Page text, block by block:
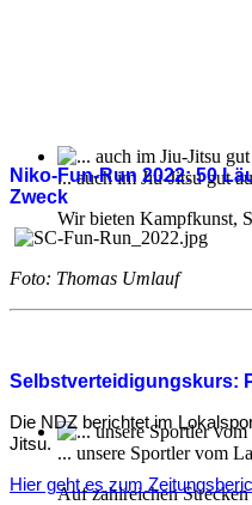
... auch im Jiu-Jitsu gut
Wir bieten Kampfkunst,
... unsere Sportler vom
Auf zahlreichen Strecken
Niko-Fun-Run 2022: 50
Zweck
Foto: Thomas Umlauf
Selbstverteidigungskurs:
Die NDZ berichtet im
Jitsu.
Hier geht es zum